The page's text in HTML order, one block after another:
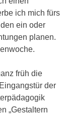
ich mich fürs
ein oder
planen.
früh die
der
„Gestaltern